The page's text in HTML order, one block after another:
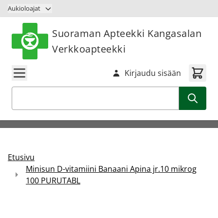
Siirry sisältöön
Aukioloajat
Suoraman Apteekki Kangasalan
Verkkoapteekki
Kirjaudu sisään
Etusivu
Minisun D-vitamiini Banaani Apina jr.10 mikrog
100 PURUTABL